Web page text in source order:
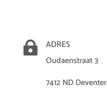
 ADRES
Oudaenstraat 3
7412 ND Deventer